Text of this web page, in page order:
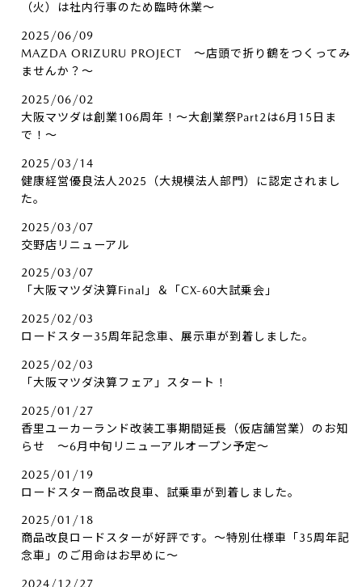
（火）は社内行事のため臨時休業～
2025/06/09
MAZDA ORIZURU PROJECT ～店頭で折り鶴をつくってみ
ませんか？～
2025/06/02
大阪マツダは創業106周年！～大創業祭Part2は6月15日ま
で！～
2025/03/14
健康経営優良法人2025（大規模法人部門）に認定されまし
た。
2025/03/07
交野店リニューアル
2025/03/07
「大阪マツダ決算Final」＆「CX-60大試乗会」
2025/02/03
ロードスター35周年記念車、展示車が到着しました。
2025/02/03
「大阪マツダ決算フェア」スタート！
2025/01/27
香里ユーカーランド改装工事期間延長（仮店舗営業）のお知
らせ ～6月中旬リニューアルオープン予定～
2025/01/19
ロードスター商品改良車、試乗車が到着しました。
2025/01/18
商品改良ロードスターが好評です。～特別仕様車「35周年記
念車」のご用命はお早めに～
2024/12/27